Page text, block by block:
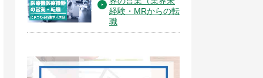
経験・MRからの転
職